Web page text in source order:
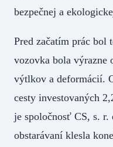
bezpečnej a
Pred začatím prác bol
vozovka bola výrazne
výtlkov a deformácií.
cesty investovaných
je spoločnosť CS, s. r.
obstarávaní klesla